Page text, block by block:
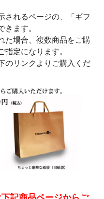
されるページの、「ギフ
きます。
た場合、複数商品をご購
指定になります。
のリンクよりご購入くだ